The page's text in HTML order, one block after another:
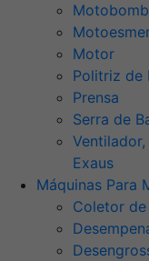
Motor
Politriz de
Prensa
Serra de
Exaus
Máquinas Para
Coletor de